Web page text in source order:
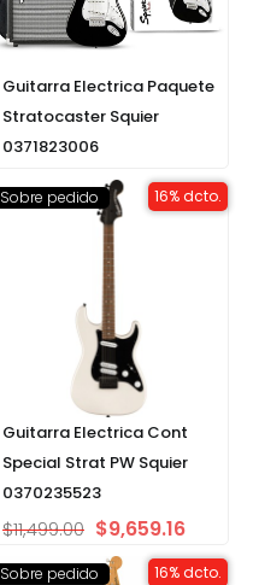
Guitarra Electrica Paquete
Stratocaster Squier
0371823006
Sobre pedido 16% dcto.
Guitarra Electrica Cont
Special Strat PW Squier
0370235523
$11,499.00 $9,659.16
Sobre pedido 16% dcto.